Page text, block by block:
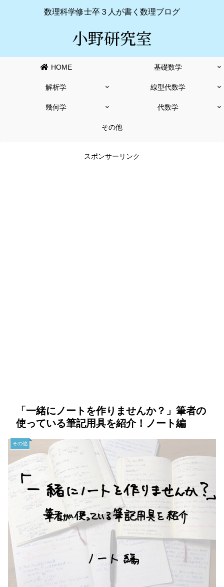
数理科学修士卒３人が書く数理ブログ
小野研究室
HOME 基礎数学
解析学 線型代数学
幾何学 代数学
その他
スポンサーリンク
「一緒にノートを作りませんか？」筆者の
使っている筆記用具を紹介！ノート編
その他